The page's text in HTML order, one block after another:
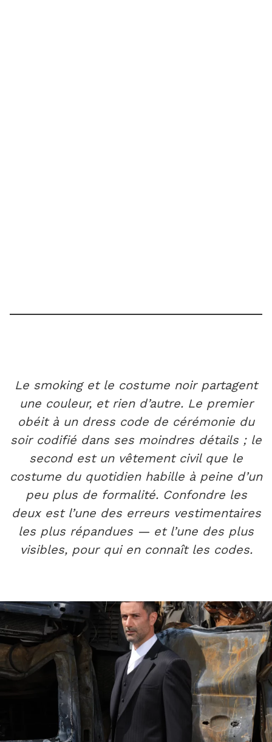
Le smoking et le costume noir partagent
une couleur, et rien d’autre. Le premier
obéit à un dress code de cérémonie du
soir codifié dans ses moindres détails ; le
second est un vêtement civil que le
costume du quotidien habille à peine d’un
peu plus de formalité. Confondre les
deux est l’une des erreurs vestimentaires
les plus répandues — et l’une des plus
visibles, pour qui en connaît les codes.